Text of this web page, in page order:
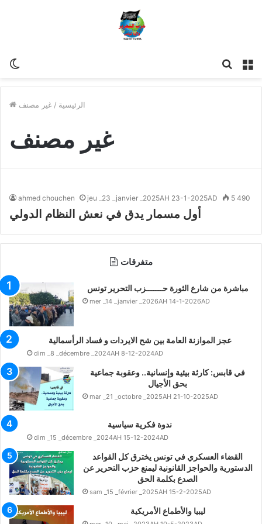
للبحث
الرئيسية / غير مصنف
غير مصنف
ahmed chouchen jeu _23 _janvier _2025AH 23-1-2025AD 5 490
أول مسمار يدق في نعش النظام الدولي
متفرقات
مباشرة من شارع الثورة حـــــــزب التحرير تونس
mer _14 _janvier _2026AH 14-1-2026AD
عجز الموازنة العامة بين شح الايردات و فساد الرأسمالية
dim _8 _décembre _2024AH 8-12-2024AD
في قابس: كارثة بيئية وإنسانية.. وعقوبة جماعية
بحق الأجيال
mar _21 _octobre _2025AH 21-10-2025AD
ندوة فكرية سياسية
dim _15 _décembre _2024AH 15-12-2024AD
القضاء العسكري في تونس يخترق كل القواعد
الدستورية والحواجز القانونية ليمنع حزب التحرير عن
الصدع بكلمة الحق
sam _15 _février _2025AH 15-2-2025AD
ليبيا والأطماع الأمريكية